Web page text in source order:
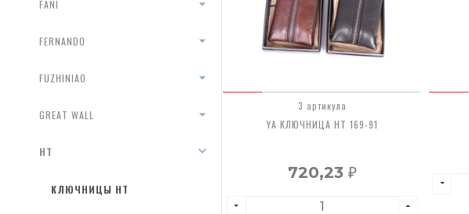
FANI
FERNANDO
FUZHINIAO
GREAT WALL
HT
КЛЮЧНИЦЫ HT
3 артикула
YA КЛЮЧНИЦА HT 169-91
720,23 ₽